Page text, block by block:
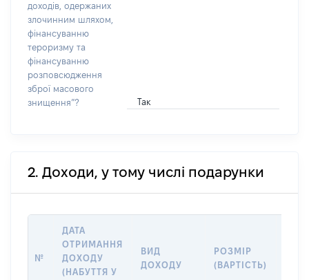
доходів, одержаних
злочинним шляхом,
фінансуванню
тероризму та
фінансуванню
розповсюдження
зброї масового
знищення”?
Так
2. Доходи, у тому числі подарунки
№
ДАТА
ОТРИМАННЯ
ДОХОДУ
(НАБУТТЯ У
ВИД
ДОХОДУ
РОЗМІР
(ВАРТІСТЬ)